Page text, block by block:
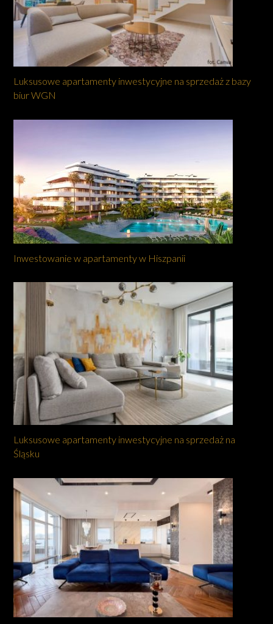
Luksusowe apartamenty inwestycyjne na sprzedaż z bazy
biur WGN
Inwestowanie w apartamenty w Hiszpanii
Luksusowe apartamenty inwestycyjne na sprzedaż na
Śląsku